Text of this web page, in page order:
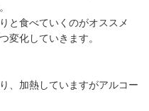
と食べていくのがオススメ
変化していきます。
、加熱していますがアルコー